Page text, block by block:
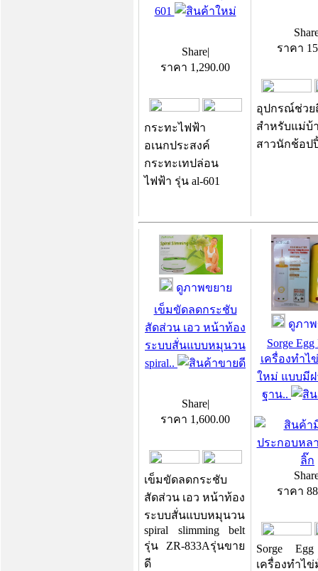
601
Share|
ราคา 1,290.00
กระทะไฟฟ้า
อเนกประสงค์
กระทะเทปล่อน
ไฟฟ้า รุ่น al-601
ราคา
อุปกรณ์ช่วย
สำหรับแม่บ้
สาวนักช้อป
ดูภาพขยาย
เข็มขัดลดกระชับ
สัดส่วน เอว หน้าท้อง
ระบบสั่นแบบหมุนวน
spiral..
Share|
ราคา 1,600.00
เข็มขัดลดกระชับ
สัดส่วน เอว หน้าท้อง
ระบบสั่นแบบหมุนวน
spiral slimming belt
รุ่น ZR-833Aรุ่นขาย
ดี
ดูภา
Sorge Egg
เครื่องทำไ
ใหม่ แบบมีฝ
ฐาน..
ราคา
Sorge
เครื่องทำไ